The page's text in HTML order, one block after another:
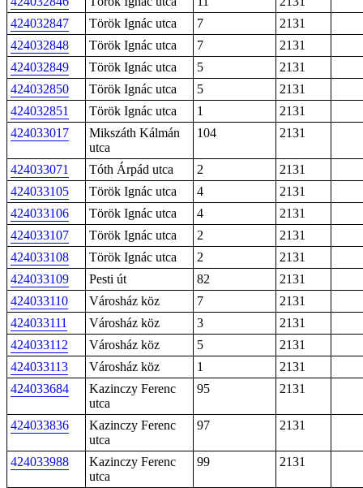
424032847
Török Ignác utca 7
2131
424032848
Török Ignác utca 7
2131
424032849
Török Ignác utca 5
2131
424032850
Török Ignác utca 5
2131
424032851
Török Ignác utca 1
2131
424033017
Mikszáth Kálmán
utca
104 2131
424033071 Tóth Árpád utca 2
2131
424033105
Török Ignác utca 4
2131
424033106
Török Ignác utca 4
2131
424033107
Török Ignác utca 2
2131
424033108
Török Ignác utca 2
2131
424033109
Pesti út 82
2131
424033110
Városház köz 7
2131
424033111
Városház köz 3
2131
424033112
Városház köz 5
2131
424033113
Városház köz 1
2131
424033684
Kazinczy Ferenc
utca
95 2131
424033836
Kazinczy Ferenc
utca
97 2131
424033988
Kazinczy Ferenc
utca
99 2131